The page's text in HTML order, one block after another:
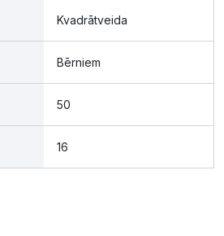
Kvadrātveida
Bērniem
50
16